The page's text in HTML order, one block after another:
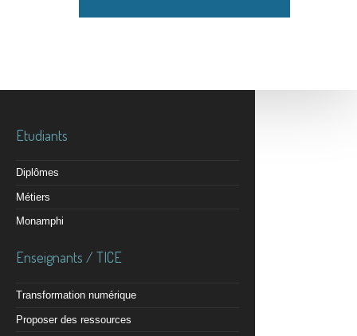
Etudiants
Diplômes
Métiers
Monamphi
Enseignants / TICE
Transformation numérique
Proposer des ressources